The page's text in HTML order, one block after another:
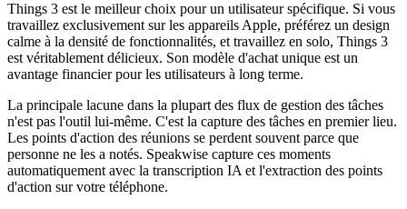
Things 3 est le meilleur choix pour un utilisateur spécifique. Si vous
travaillez exclusivement sur les appareils Apple, préférez un design
calme à la densité de fonctionnalités, et travaillez en solo, Things 3
est véritablement délicieux. Son modèle d'achat unique est un
avantage financier pour les utilisateurs à long terme.
La principale lacune dans la plupart des flux de gestion des tâches
n'est pas l'outil lui-même. C'est la capture des tâches en premier lieu.
Les points d'action des réunions se perdent souvent parce que
personne ne les a notés. Speakwise capture ces moments
automatiquement avec la transcription IA et l'extraction des points
d'action sur votre téléphone.